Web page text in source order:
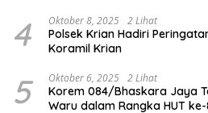
4 Oktober 8, 2025 2 Lihat
Polsek Krian Hadiri
Koramil Krian
5 Oktober 6, 2025 2 Lihat
Korem 084/Bhaskara Jaya